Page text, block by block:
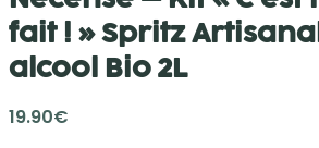
fait ! » Spritz
alcool Bio 2L
19.90€